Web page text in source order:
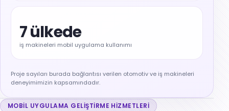
7 ülkede
iş makineleri mobil uygulama kullanımı
Proje sayıları burada bağlantısı verilen otomotivve iş makineleri
deneyimimizin kapsamındadır.
MOBIL UYGULAMA GELIŞTIRME HIZMETLERI